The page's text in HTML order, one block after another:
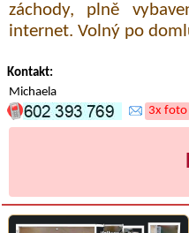
záchody, plně
internet. Volný po
Kontakt:
Michaela
3x foto